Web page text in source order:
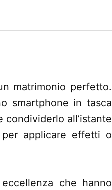
matrimonio perfetto.
smartphone in tasca
all’istante
applicare effetti o
che hanno